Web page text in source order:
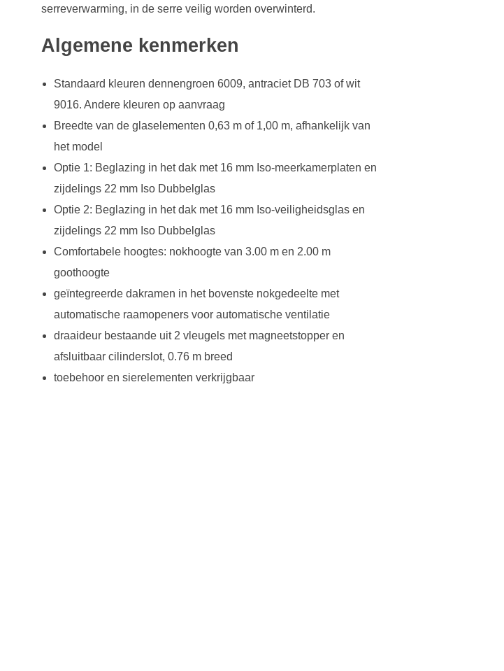
serreverwarming, in de serre veilig worden overwinterd.
Algemene kenmerken
Standaard kleuren dennengroen 6009, antraciet DB 703 of wit
9016. Andere kleuren op aanvraag
Breedte van de glaselementen 0,63 m of 1,00 m, afhankelijk van
het model
Optie 1: Beglazing in het dak met 16 mm Iso-meerkamerplaten en
zijdelings 22 mm Iso Dubbelglas
Optie 2: Beglazing in het dak met 16 mm Iso-veiligheidsglas en
zijdelings 22 mm Iso Dubbelglas
Comfortabele hoogtes: nokhoogte van 3.00 m en 2.00 m
goothoogte
geïntegreerde dakramen in het bovenste nokgedeelte met
automatische raamopeners voor automatische ventilatie
draaideur bestaande uit 2 vleugels met magneetstopper en
afsluitbaar cilinderslot, 0.76 m breed
toebehoor en sierelementen verkrijgbaar